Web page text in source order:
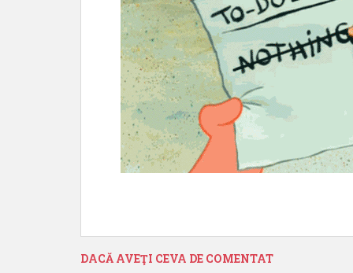
DACĂ AVEŢI CEVA DE COMENTAT